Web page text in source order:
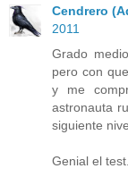
Cendrero
2011
Grado
pero con
y me
astronauta
siguiente
Genial el test.